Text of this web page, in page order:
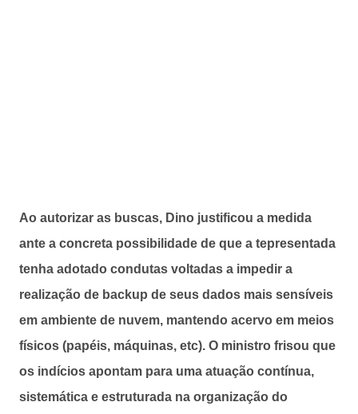
Ao autorizar as buscas, Dino justificou a medida
ante a concreta possibilidade de que a tepresentada
tenha adotado condutas voltadas a impedir a
realização de backup de seus dados mais sensíveis
em ambiente de nuvem, mantendo acervo em meios
físicos (papéis, máquinas, etc). O ministro frisou que
os indícios apontam para uma atuação contínua,
sistemática e estruturada na organização do